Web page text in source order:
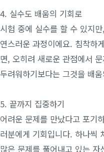
4. 실수도 배움의 기회로
시험 중에 실수를 할 수 있지
연스러운 과정이에요. 침착하
면, 오히려 새로운 관점에서
두려워하기보다는 그것을 배
5. 끝까지 집중하기
어려운 문제를 만났다고 포기
러분에게 기회입니다. 하나씩
많은 문제를 풀어내고 있는